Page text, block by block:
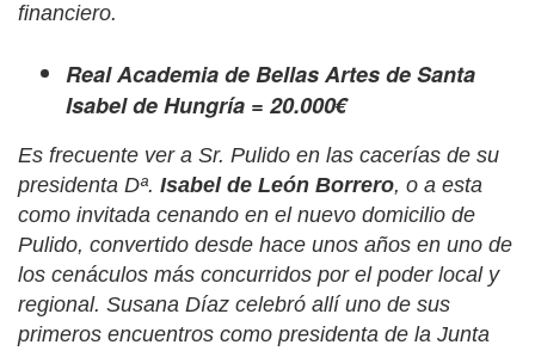
financiero.
Real Academia de Bellas Artes de Santa
Isabel de Hungría = 20.000€
Es frecuente ver a Sr. Pulido en las cacerías de su
presidenta Dª. Isabel de León Borrero, o a esta
como invitada cenando en el nuevo domicilio de
Pulido, convertido desde hace unos años en uno de
los cenáculos más concurridos por el poder local y
regional. Susana Díaz celebró allí uno de sus
primeros encuentros como presidenta de la Junta